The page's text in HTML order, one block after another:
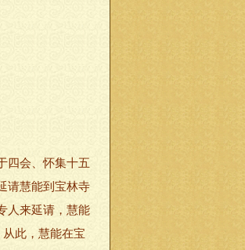
四会、怀集十五
请慧能到宝林寺
人来延请，慧能
此，慧能在宝